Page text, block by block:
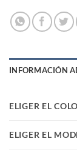
INFORMACIÓN
ELIGER EL
ELIGER EL